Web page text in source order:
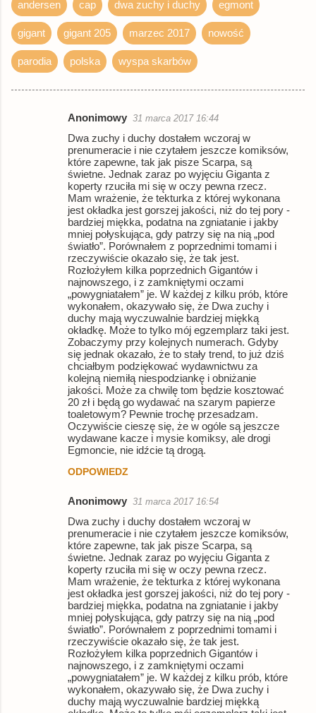
andersen cap dwa zuchy i duchy egmont
gigant gigant 205 marzec 2017 nowość
parodia polska wyspa skarbów
Anonimowy 31 marca 2017 16:44
Dwa zuchy i duchy dostałem wczoraj w
prenumeracie i nie czytałem jeszcze komiksów,
które zapewne, tak jak pisze Scarpa, są
świetne. Jednak zaraz po wyjęciu Giganta z
koperty rzuciła mi się w oczy pewna rzecz.
Mam wrażenie, że tekturka z której wykonana
jest okładka jest gorszej jakości, niż do tej pory -
bardziej miękka, podatna na zgniatanie i jakby
mniej połyskująca, gdy patrzy się na nią „pod
światło”. Porównałem z poprzednimi tomami i
rzeczywiście okazało się, że tak jest.
Rozłożyłem kilka poprzednich Gigantów i
najnowszego, i z zamkniętymi oczami
„powygniatałem” je. W każdej z kilku prób, które
wykonałem, okazywało się, że Dwa zuchy i
duchy mają wyczuwalnie bardziej miękką
okładkę. Może to tylko mój egzemplarz taki jest.
Zobaczymy przy kolejnych numerach. Gdyby
się jednak okazało, że to stały trend, to już dziś
chciałbym podziękować wydawnictwu za
kolejną niemiłą niespodziankę i obniżanie
jakości. Może za chwilę tom będzie kosztować
20 zł i będą go wydawać na szarym papierze
toaletowym? Pewnie trochę przesadzam.
Oczywiście cieszę się, że w ogóle są jeszcze
wydawane kacze i mysie komiksy, ale drogi
Egmoncie, nie idźcie tą drogą.
ODPOWIEDZ
Anonimowy 31 marca 2017 16:54
Dwa zuchy i duchy dostałem wczoraj w
prenumeracie i nie czytałem jeszcze komiksów,
które zapewne, tak jak pisze Scarpa, są
świetne. Jednak zaraz po wyjęciu Giganta z
koperty rzuciła mi się w oczy pewna rzecz.
Mam wrażenie, że tekturka z której wykonana
jest okładka jest gorszej jakości, niż do tej pory -
bardziej miękka, podatna na zgniatanie i jakby
mniej połyskująca, gdy patrzy się na nią „pod
światło”. Porównałem z poprzednimi tomami i
rzeczywiście okazało się, że tak jest.
Rozłożyłem kilka poprzednich Gigantów i
najnowszego, i z zamkniętymi oczami
„powygniatałem” je. W każdej z kilku prób, które
wykonałem, okazywało się, że Dwa zuchy i
duchy mają wyczuwalnie bardziej miękką